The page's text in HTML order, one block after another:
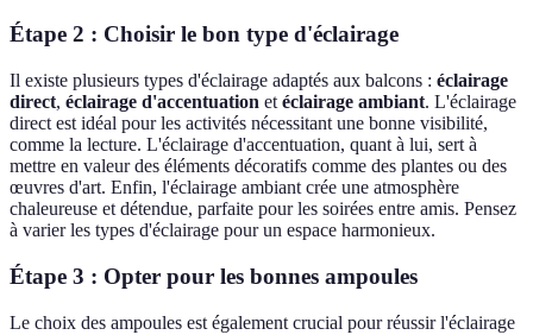
Étape 2 : Choisir le bon type d'éclairage
Il existe plusieurs types d'éclairage adaptés aux balcons : éclairage
direct, éclairage d'accentuation et éclairage ambiant. L'éclairage
direct est idéal pour les activités nécessitant une bonne visibilité,
comme la lecture. L'éclairage d'accentuation, quant à lui, sert à
mettre en valeur des éléments décoratifs comme des plantes ou des
œuvres d'art. Enfin, l'éclairage ambiant crée une atmosphère
chaleureuse et détendue, parfaite pour les soirées entre amis. Pensez
à varier les types d'éclairage pour un espace harmonieux.
Étape 3 : Opter pour les bonnes ampoules
Le choix des ampoules est également crucial pour réussir l'éclairage